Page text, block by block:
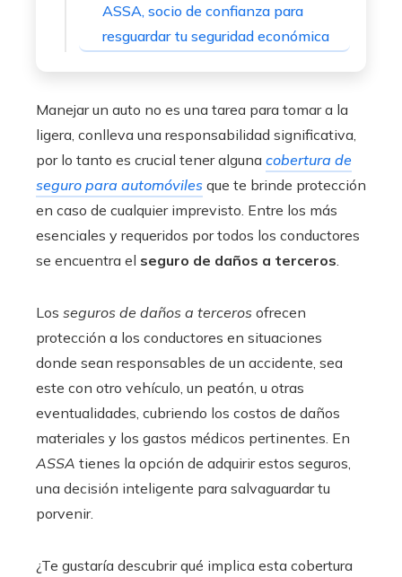
ASSA, socio de confianza para
resguardar tu seguridad económica
Manejar un auto no es una tarea para tomar a la
ligera, conlleva una responsabilidad significativa,
por lo tanto es crucial tener alguna cobertura de
seguro para automóviles que te brinde protección
en caso de cualquier imprevisto. Entre los más
esenciales y requeridos por todos los conductores
se encuentra el seguro de daños a terceros
Los seguros de daños a terceros ofrecen
protección a los conductores en situaciones
donde sean responsables de un accidente, sea
este con otro vehículo, un peatón, u otras
eventualidades, cubriendo los costos de daños
materiales y los gastos médicos pertinentes. En
ASSA tienes la opción de adquirir estos seguros,
una decisión inteligente para salvaguardar tu
porvenir.
¿Te gustaría descubrir qué implica esta cobertura